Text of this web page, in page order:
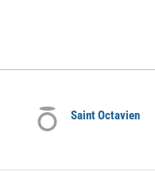
Saint Octavien